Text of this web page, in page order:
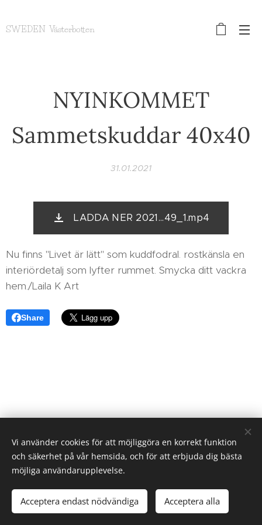
SWEDEN Västerbotten
NYINKOMMET
Sammetskuddar 40x40
31.01.2021
LADDA NER 2021...49_1.mp4
Nu finns "Livet är lätt" som kuddfodral. rostkänsla en
interiördetalj som lyfter rummet. Smycka ditt vackra
hem./Laila K Art
Share
Cookies
Vi använder cookies för att möjliggöra en korrekt funktion
och säkerhet på vår hemsida, och för att erbjuda dig bästa
möjliga användarupplevelse.
Acceptera endast nödvändiga Acceptera alla